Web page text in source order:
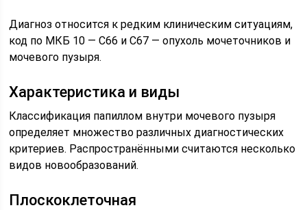
Диагноз относится к редким клиническим ситуациям,
код по МКБ 10 — C66 и C67 — опухоль мочеточников и
мочевого пузыря.
Характеристика и виды
Классификация папиллом внутри мочевого пузыря
определяет множество различных диагностических
критериев. Распространёнными считаются несколько
видов новообразований.
Плоскоклеточная